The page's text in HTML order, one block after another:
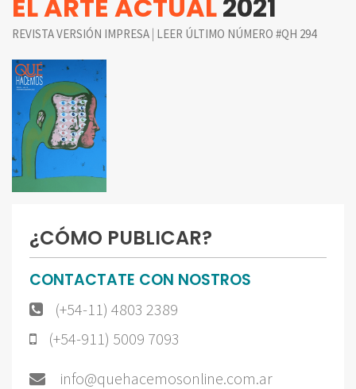
EL ARTE ACTUAL2021
REVISTA VERSIÓN IMPRESA | LEER ÚLTIMO NÚMERO #QH 294
¿CÓMO PUBLICAR?
CONTACTATE CON NOSTROS
(+54-11) 4803 2389
(+54-911) 5009 7093
info@quehacemosonline.com.ar